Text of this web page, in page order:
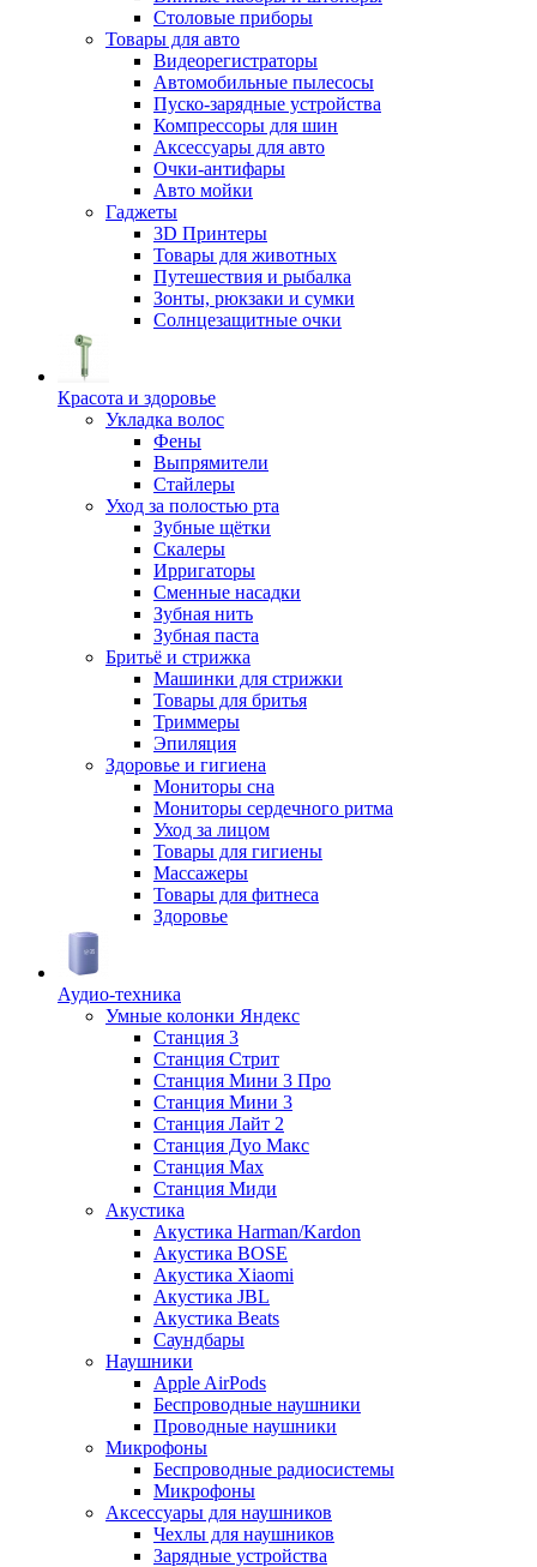
Столовые приборы
Товары для авто
Видеорегистраторы
Автомобильные пылесосы
Пуско-зарядные устройства
Компрессоры для шин
Аксессуары для авто
Очки-антифары
Авто мойки
Гаджеты
3D Принтеры
Товары для животных
Путешествия и рыбалка
Зонты, рюкзаки и сумки
Солнцезащитные очки
Красота и здоровье
Укладка волос
Фены
Выпрямители
Стайлеры
Уход за полостью рта
Зубные щётки
Скалеры
Ирригаторы
Сменные насадки
Зубная нить
Зубная паста
Бритьё и стрижка
Машинки для стрижки
Товары для бритья
Триммеры
Эпиляция
Здоровье и гигиена
Мониторы сна
Мониторы сердечного ритма
Уход за лицом
Товары для гигиены
Массажеры
Товары для фитнеса
Здоровье
Аудио-техника
Умные колонки Яндекс
Станция 3
Станция Стрит
Станция Мини 3 Про
Станция Мини 3
Станция Лайт 2
Станция Дуо Макс
Станция Max
Станция Миди
Акустика
Акустика Harman/Kardon
Акустика BOSE
Акустика Xiaomi
Акустика JBL
Акустика Beats
Саундбары
Наушники
Apple AirPods
Беспроводные наушники
Проводные наушники
Микрофоны
Беспроводные радиосистемы
Микрофоны
Аксессуары для наушников
Чехлы для наушников
Зарядные устройства